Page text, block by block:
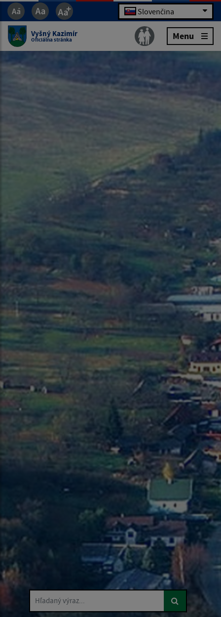
Slovenčina
Vyšný Kazimír
Oficiálna stránka Menu
Hľadaný výraz...